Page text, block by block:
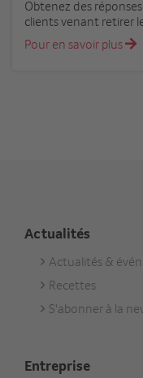
Obtenez des
clients venant retirer
Pour en savoir plus
Actualités
Footer
Aktuell
Actualités &
Recettes
S'abonner à la
Entreprise